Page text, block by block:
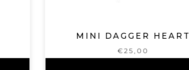
MINI DAGGER HEART
€25,00